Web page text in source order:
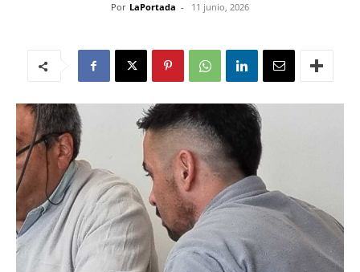
Por LaPortada - 11 junio, 2026